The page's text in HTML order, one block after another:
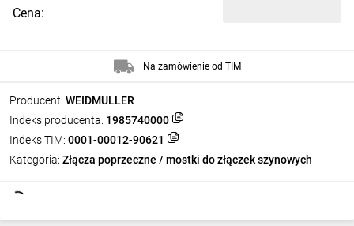
Producent: WEIDMULLER
Indeks producenta: 1985740000
Indeks TIM: 0001-00012-90621
Kategoria: Złącza poprzeczne / mostki do złączek szynowych
Cena:
Na zamówienie od TIM